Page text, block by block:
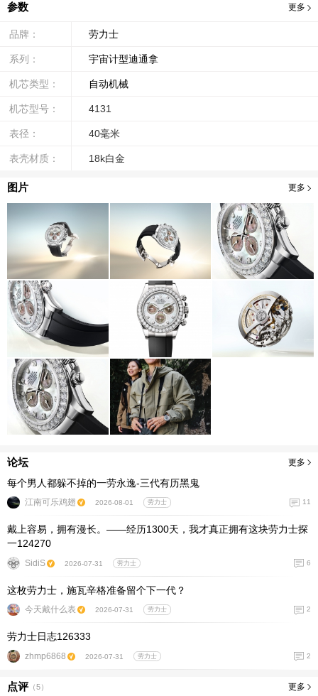
参数 更多
品牌： 劳力士
系列： 宇宙计型迪通拿
机芯类型： 自动机械
机芯型号： 4131
表径： 40毫米
表壳材质： 18k白金
图片 更多
论坛 更多
每个男人都躲不掉的一劳永逸-三代有历黑鬼
江南可乐鸡翅 2026-08-01 劳力士 11
戴上容易，拥有漫长。——经历1300天，我才真正拥有这块劳力士探
一124270
SidiS 2026-07-31 劳力士 6
这枚劳力士，施瓦辛格准备留个下一代？
今天戴什么表 2026-07-31 劳力士 2
劳力士日志126333
zhmp6868 2026-07-31 劳力士 2
点评（5） 更多